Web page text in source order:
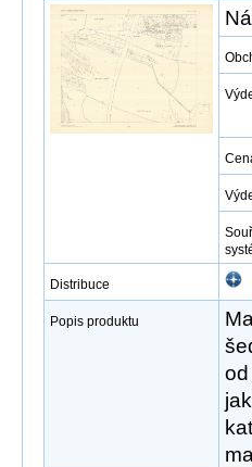
Distribuce
Popis produktu